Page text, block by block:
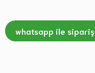
whatsapp ile sipariş